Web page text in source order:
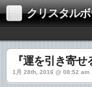
クリスタル
『運を引き寄せ
1月 28th, 2016 @ 08:52 am